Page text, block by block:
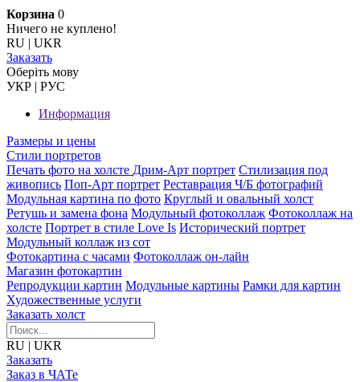
Корзина 0
Ничего не куплено!
RU | UKR
Заказать
Оберiть мову
УКР | РУС
Информация
Размеры и цены
Стили портретов
Печать фото на холсте Дрим-Арт портрет Стилизация под
живопись Поп-Арт портрет Реставрация Ч/Б фотографий
Модульная картина по фото Круглый и овальный холст
Ретушь и замена фона Модульный фотоколлаж Фотоколлаж на
холсте Портрет в стиле Love Is Исторический портрет
Модульный коллаж из сот
Фотокартина с часами Фотоколлаж он-лайн
Магазин фотокартин
Репродукции картин Модульные картины Рамки для картин
Художественные услуги
Заказать холст
RU | UKR
Заказать
Заказ в ЧАТе